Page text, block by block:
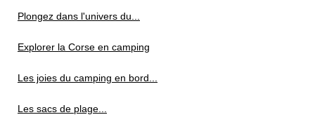
Plongez dans l'univers du...
Explorer la Corse en camping
Les joies du camping en bord...
Les sacs de plage...